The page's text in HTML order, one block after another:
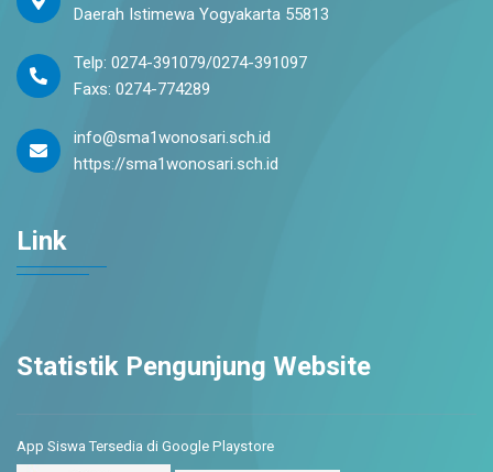
Daerah Istimewa Yogyakarta 55813
Telp: 0274-391079/0274-391097
Faxs: 0274-774289
info@sma1wonosari.sch.id
https://sma1wonosari.sch.id
Link
Statistik Pengunjung Website
App Siswa Tersedia di Google Playstore